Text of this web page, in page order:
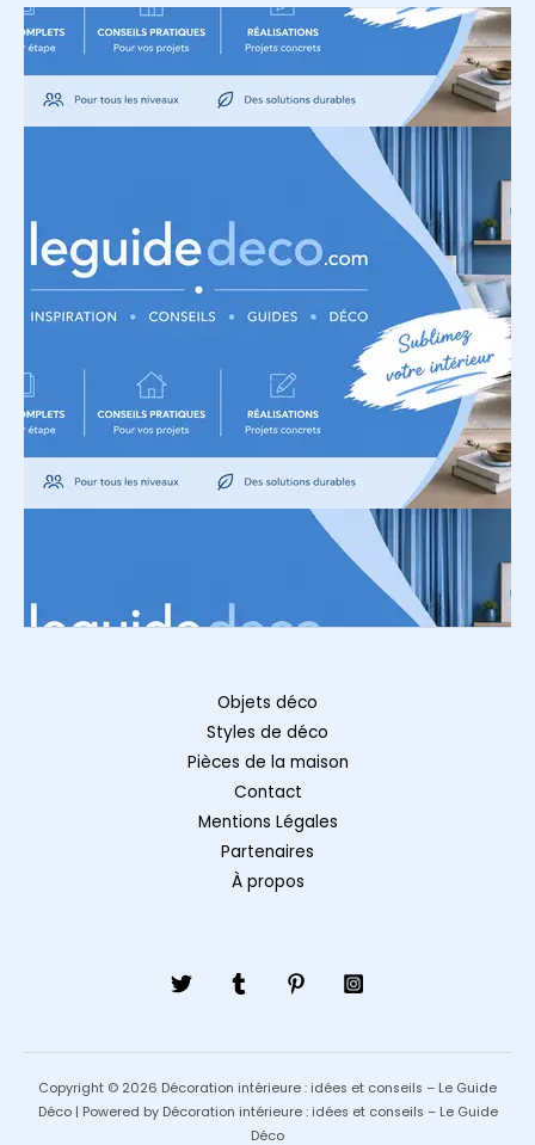
Objets déco
Styles de déco
Pièces de la maison
Contact
Mentions Légales
Partenaires
À propos
Copyright © 2026 Décoration intérieure : idées et conseils – Le Guide
Déco | Powered by Décoration intérieure : idées et conseils – Le Guide
Déco